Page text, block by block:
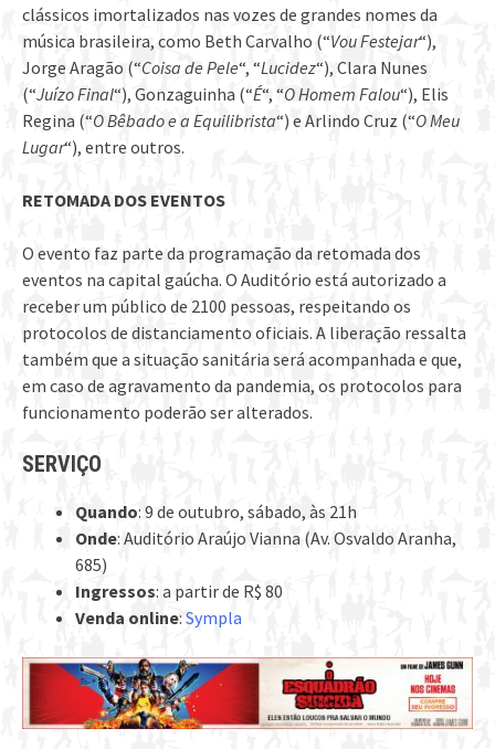
clássicos imortalizados nas vozes de grandes nomes da
música brasileira, como Beth Carvalho (“Vou Festejar“),
Jorge Aragão (“Coisa de Pele“, “Lucidez“), Clara Nunes
(“Juízo Final“), Gonzaguinha (“É“, “O Homem Falou“), Elis
Regina (“O Bêbado e a Equilibrista“) e Arlindo Cruz (“O Meu
Lugar“), entre outros.
RETOMADA DOS EVENTOS
O evento faz parte da programação da retomada dos
eventos na capital gaúcha. O Auditório está autorizado a
receber um público de 2100 pessoas, respeitando os
protocolos de distanciamento oficiais. A liberação ressalta
também que a situação sanitária será acompanhada e que,
em caso de agravamento da pandemia, os protocolos para
funcionamento poderão ser alterados.
SERVIÇO
Quando: 9 de outubro, sábado, às 21h
Onde: Auditório Araújo Vianna (Av. Osvaldo Aranha,
685)
Ingressos: a partir de R$ 80
Venda online: Sympla